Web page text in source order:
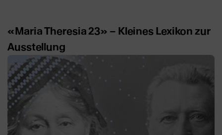
«Maria Theresia 23» – Kleines Lexikon zur
Ausstellung